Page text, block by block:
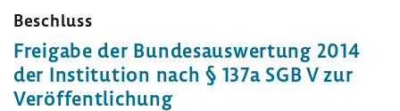
Beschluss
Frei­gabe der Bundes­aus­wer­tung 2014
der Insti­tu­tion nach § 137a SGB V zur
Veröf­fent­li­chung